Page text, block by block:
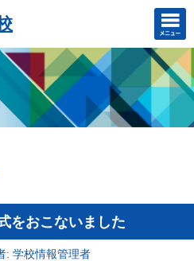
をおこないました
: 学校情報管理者